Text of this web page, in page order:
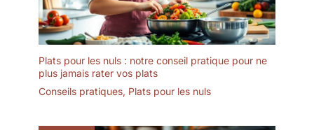
Plats pour les nuls : notre conseil pratique pour ne
plus jamais rater vos plats
Conseils pratiques, Plats pour les nuls